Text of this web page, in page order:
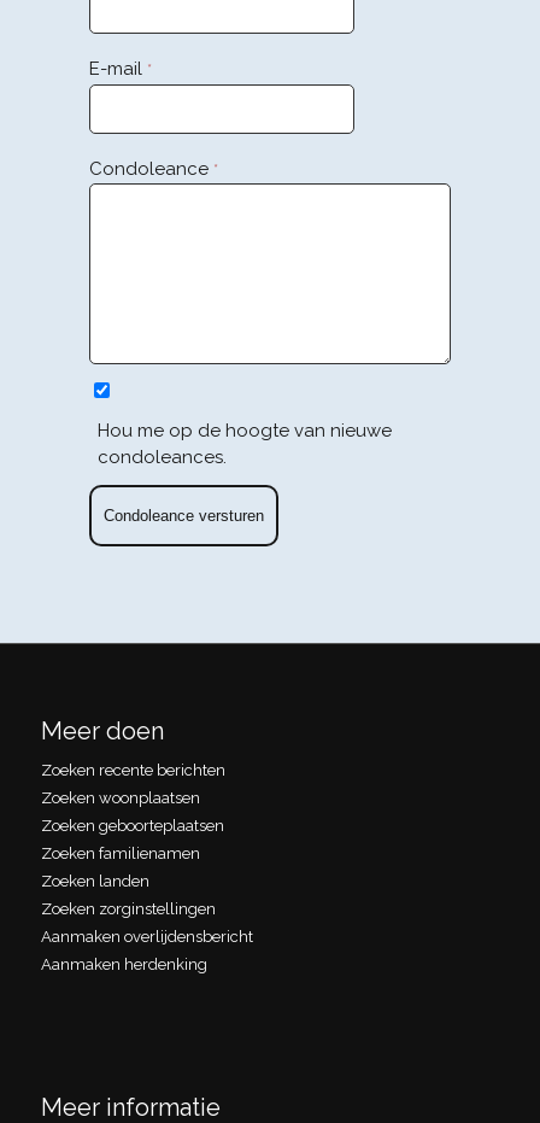
E-mail *
Condoleance *
Hou me op de hoogte van nieuwe
condoleances.
Meer doen
Zoeken recente berichten
Zoeken woonplaatsen
Zoeken geboorteplaatsen
Zoeken familienamen
Zoeken landen
Zoeken zorginstellingen
Aanmaken overlijdensbericht
Aanmaken herdenking
Meer informatie